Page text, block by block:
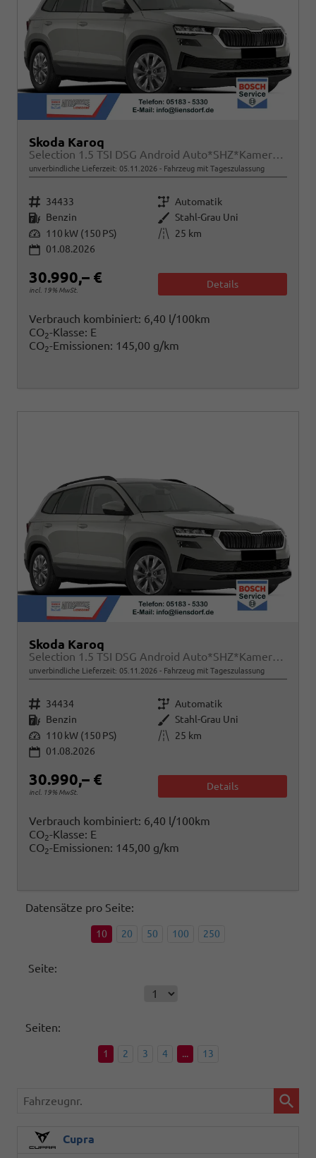
Skoda Karoq
Selection 1.5 TSI DSG Android Auto*SHZ*Kamera*PDC v/h*Klimaauto*SUNSET*LED
unverbindliche Lieferzeit: 05.11.2026 Fahrzeug mit Tageszulassung
Fahrzeugnr. 34433 Getriebe Automatik
Kraftstoff Benzin Außenfarbe Stahl-Grau Uni
Leistung 110 kW (150 PS) Kilometerstand
25 km
01.08.2026
30.990,– €
incl. 19% MwSt.
Details
Verbrauch kombiniert: 6,40 l/100km
CO2-Klasse: E
CO2-Emissionen: 145,00 g/km
Skoda Karoq
Selection 1.5 TSI DSG Android Auto*SHZ*Kamera*PDC v/h*Klimaauto*SUNSET*LED
unverbindliche Lieferzeit: 05.11.2026 Fahrzeug mit Tageszulassung
Fahrzeugnr. 34434 Getriebe Automatik
Kraftstoff Benzin Außenfarbe Stahl-Grau Uni
Leistung 110 kW (150 PS) Kilometerstand
25 km
01.08.2026
30.990,– €
incl. 19% MwSt.
Details
Verbrauch kombiniert: 6,40 l/100km
CO2-Klasse: E
CO2-Emissionen: 145,00 g/km
Datensätze pro Seite:
10 20 50 100 250
Seite:
Seiten:
1 2 3 4 ... 13
Fahrzeugnr.
Cupra